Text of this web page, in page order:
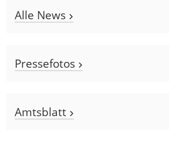
Alle News
Pressefotos
Amtsblatt